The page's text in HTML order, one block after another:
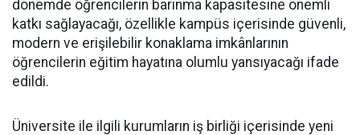
dönemde öğrencilerin barınma kapasitesine önemli
katkı sağlayacağı, özellikle kampüs içerisinde güvenli,
modern ve erişilebilir konaklama imkânlarının
öğrencilerin eğitim hayatına olumlu yansıyacağı ifade
edildi.
Üniversite ile ilgili kurumların iş birliği içerisinde yeni